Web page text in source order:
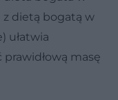
z dietą bogatą w
ułatwia
masę